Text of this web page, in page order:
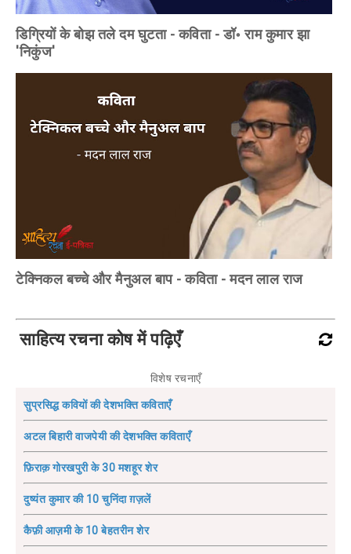
डिग्रियों के बोझ तले दम घुटता - कविता - डॉ॰ राम कुमार झा
'निकुंज'
टेक्निकल बच्चे और मैनुअल बाप - कविता - मदन लाल राज
साहित्य रचना कोष में पढ़िएँ
विशेष रचनाएँ
सुप्रसिद्ध कवियों की देशभक्ति कविताएँ
अटल बिहारी वाजपेयी की देशभक्ति कविताएँ
फ़िराक़ गोरखपुरी के 30 मशहूर शेर
दुष्यंत कुमार की 10 चुनिंदा ग़ज़लें
कैफ़ी आज़मी के 10 बेहतरीन शेर